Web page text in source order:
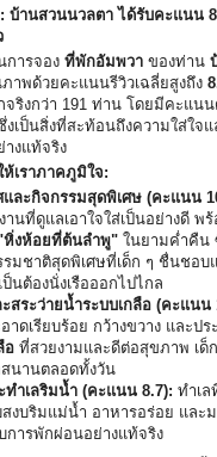
บ้านสวนนวลตา ได้รับคะแนน
การจอง ที่พักอัมพวา ของท่าน
าพด้วยคะแนนรีวิวเฉลี่ยสูงถึง
ริงกว่า 191 ท่าน โดยมีคะแน
งเป็นสิ่งที่สะท้อนถึงความใส่ใจ
างแท้จริง
ห้เราภาคภูมิใจ:
และกิจกรรมสุดพิเศษ (คะแนน
านที่ดูแลเอาใจใส่เป็นอย่างดี พ
หิ่งห้อยที่ต้นลำพู" ในยามค่ำคืน
รมชาติสุดพิเศษที่เด็ก ๆ ชื่นชอ
นต้องนั่งเรือออกไปไกล
สระว่ายน้ำระบบเกลือ (คะแนน
าดเรียบร้อย กว้างขวาง และปร
อ ที่สวยงามและดีต่อสุขภาพ เด็
นานตลอดทั้งวัน
ำเลริมน้ำ (คะแนน 8.7): ทำเล
สงบริมแม่น้ำ อาหารอร่อย แล
การพักผ่อนอย่างแท้จริง